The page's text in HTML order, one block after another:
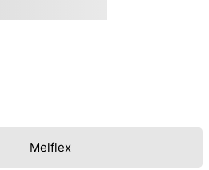
Melflex